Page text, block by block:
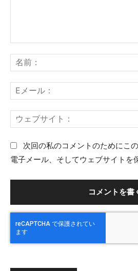
メ
ト
：
次回の私のコメントのためにこ
電子メール、そしてウェブサイトを